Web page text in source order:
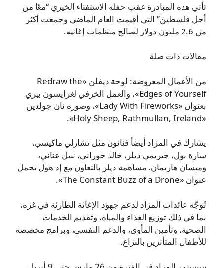
تأتي هذه المبادرة عقب حفلة الاستفتاء الخيري “معًا من
أجل فلسطين” التي أقيمت العام الماضي وجمعت أكثر
من 2.6 مليون دولار لصالح منظمات إغاثية.
مقالات ذات صلة
من الأعمال المعروضة: لوحة ديفلن «Redraw the
Edges of Yourself»، والعمل الخزفي لغرايسون بيري
بعنوان «Lady With Fireworks»، وصورة نان جولدين
«Holy Sheep, Rathmullan, Ireland».
يشارك في المزاد أيضاً فنانون مثل تشارلي ماكيسي،
سارة بول، جيريمي ديلر، خالد حوراني، نبيل عناني،
وميسان هاريمان. مساهمة ديلر بالتعاون مع إد هول تحمل
عنوان «The Constant Buzz of a Drone».
تُوجَّه عائدات المزاد لدعم جهود الإغاثة الطارئة في غزة،
بما في ذلك توزيع الغذاء والمياه، وتقديم الخدمات
الصحية، وتأمين المأوى، والدعم النفسي، وبرامج مخصصة
للأطفال المتأثرين بالنزاع.